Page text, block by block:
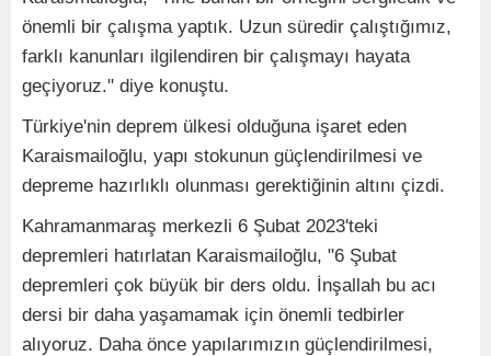
önemli bir çalışma yaptık. Uzun süredir çalıştığımız,
farklı kanunları ilgilendiren bir çalışmayı hayata
geçiyoruz." diye konuştu.
Türkiye'nin deprem ülkesi olduğuna işaret eden
Karaismailoğlu, yapı stokunun güçlendirilmesi ve
depreme hazırlıklı olunması gerektiğinin altını çizdi.
Kahramanmaraş merkezli 6 Şubat 2023'teki
depremleri hatırlatan Karaismailoğlu, "6 Şubat
depremleri çok büyük bir ders oldu. İnşallah bu acı
dersi bir daha yaşamamak için önemli tedbirler
alıyoruz. Daha önce yapılarımızın güçlendirilmesi,